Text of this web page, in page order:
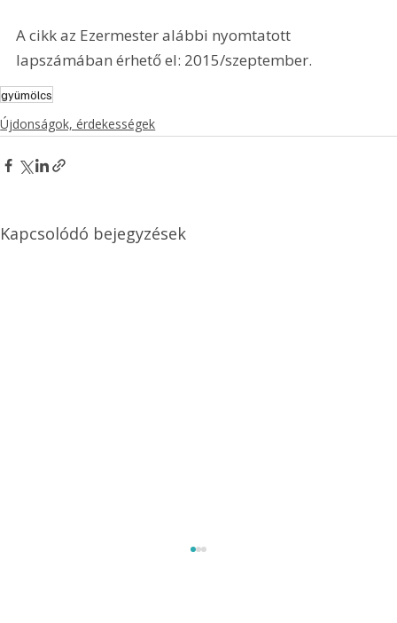
A cikk az Ezermester alábbi nyomtatott
lapszámában érhető el: 2015/szeptember.
gyümölcs
Újdonságok, érdekességek
Kapcsolódó bejegyzések